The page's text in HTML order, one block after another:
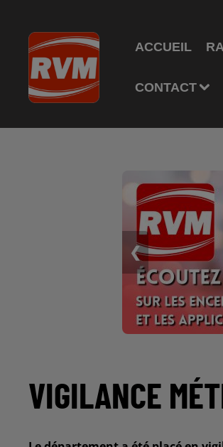
ACCUEIL
CONTACT
❮
VIGILANCE